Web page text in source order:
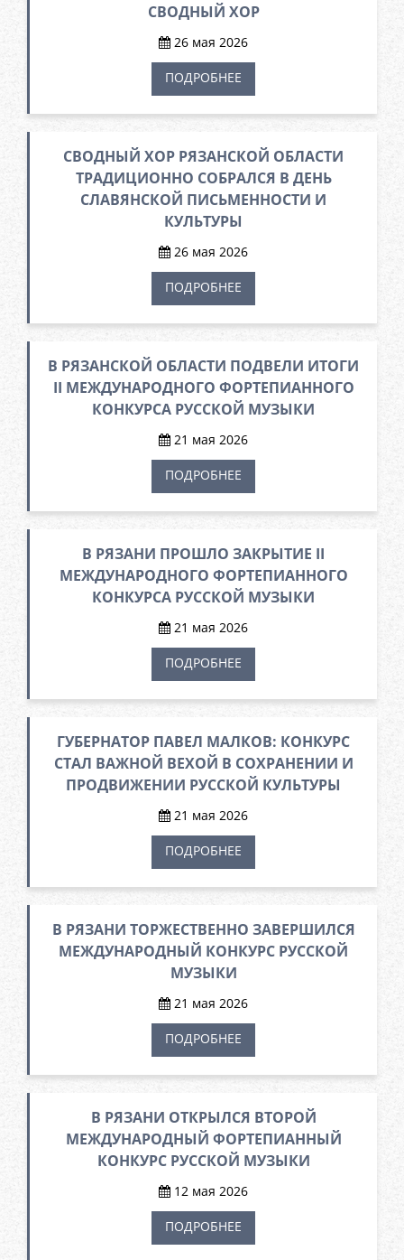
СВОДНЫЙ ХОР
26 мая 2026
ПОДРОБНЕЕ
СВОДНЫЙ ХОР РЯЗАНСКОЙ ОБЛАСТИ
ТРАДИЦИОННО СОБРАЛСЯ В ДЕНЬ
СЛАВЯНСКОЙ ПИСЬМЕННОСТИ И
КУЛЬТУРЫ
26 мая 2026
ПОДРОБНЕЕ
В РЯЗАНСКОЙ ОБЛАСТИ ПОДВЕЛИ ИТОГИ
II МЕЖДУНАРОДНОГО ФОРТЕПИАННОГО
КОНКУРСА РУССКОЙ МУЗЫКИ
21 мая 2026
ПОДРОБНЕЕ
В РЯЗАНИ ПРОШЛО ЗАКРЫТИЕ II
МЕЖДУНАРОДНОГО ФОРТЕПИАННОГО
КОНКУРСА РУССКОЙ МУЗЫКИ
21 мая 2026
ПОДРОБНЕЕ
ГУБЕРНАТОР ПАВЕЛ МАЛКОВ: КОНКУРС
СТАЛ ВАЖНОЙ ВЕХОЙ В СОХРАНЕНИИ И
ПРОДВИЖЕНИИ РУССКОЙ КУЛЬТУРЫ
21 мая 2026
ПОДРОБНЕЕ
В РЯЗАНИ ТОРЖЕСТВЕННО ЗАВЕРШИЛСЯ
МЕЖДУНАРОДНЫЙ КОНКУРС РУССКОЙ
МУЗЫКИ
21 мая 2026
ПОДРОБНЕЕ
В РЯЗАНИ ОТКРЫЛСЯ ВТОРОЙ
МЕЖДУНАРОДНЫЙ ФОРТЕПИАННЫЙ
КОНКУРС РУССКОЙ МУЗЫКИ
12 мая 2026
ПОДРОБНЕЕ